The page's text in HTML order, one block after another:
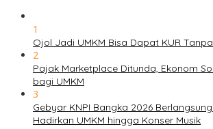
1
Ojol Jadi UMKM Bisa Dapat KUR
2
Pajak Marketplace Ditunda, Ekonom
bagi UMKM
3
Gebyar KNPI Bangka 2026
Hadirkan UMKM hingga Konser Musik